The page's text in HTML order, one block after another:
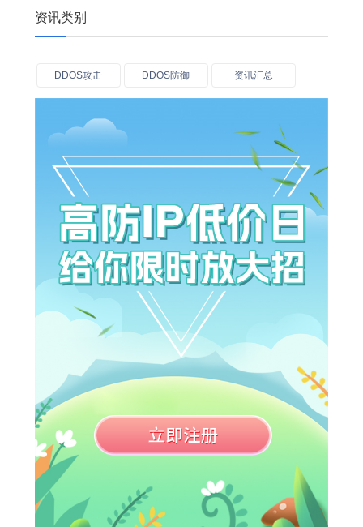
资讯类别
DDOS攻击 DDOS防御 资讯汇总